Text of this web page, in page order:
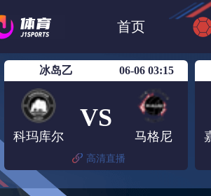
首页
日
冰岛乙 06-06 03:15
科玛库尔
VS
马格尼
高清直播